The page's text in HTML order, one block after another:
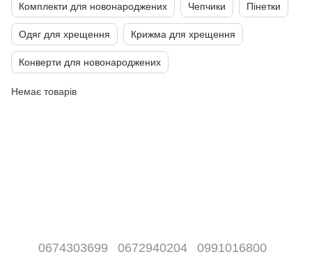
Комплекти для новонароджених Чепчики Пінетки
Одяг для хрещення Крижма для хрещення
Конверти для новонароджених
Немає товарів
0674303699 0672940204 0991016800